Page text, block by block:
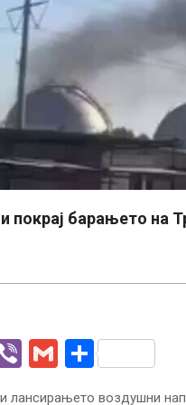
покрај барањето на
ViberGmailShare
лансирањето воздушни